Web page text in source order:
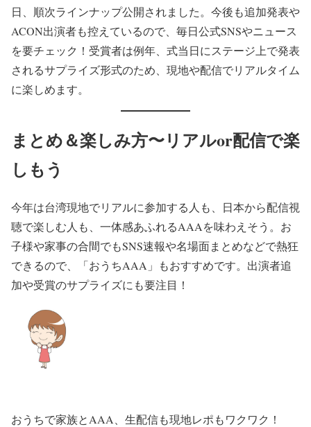
日、順次ラインナップ公開されました。今後も追加発表や
ACON出演者も控えているので、毎日公式SNSやニュース
を要チェック！受賞者は例年、式当日にステージ上で発表
されるサプライズ形式のため、現地や配信でリアルタイム
に楽しめます。
まとめ＆楽しみ方〜リアルor配信で楽
しもう
今年は台湾現地でリアルに参加する人も、日本から配信視
聴で楽しむ人も、一体感あふれるAAAを味わえそう。お
子様や家事の合間でもSNS速報や名場面まとめなどで熱狂
できるので、「おうちAAA」もおすすめです。出演者追
加や受賞のサプライズにも要注目！
おうちで家族とAAA、生配信も現地レポもワクワク！